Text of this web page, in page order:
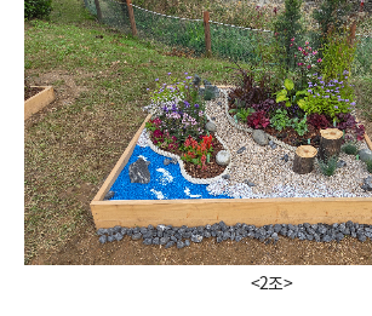
<2조>